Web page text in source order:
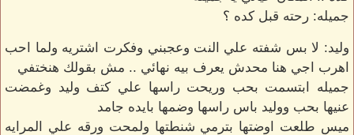
جميله: رحته قبل كده ؟
وليد: لا بس شفته علي النت وعجبني وفكرت اشتريه ولما احب
اهرب اجي هنا محدش يعرف بيه نهائي .. مش بقولك هنختفي
جميله ابتسمت بحب وريحت راسها علي كتف وليد وغمضت
عنيها بحب ووليد باس راسها وضمها بايده جامد
ميس طلعت اوضتها بترمي شنطتها ولمحت ورقه علي المرايه